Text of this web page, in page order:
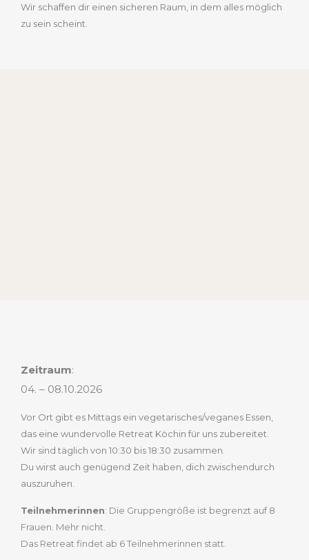
Wir schaffen dir einen sicheren Raum, in dem alles möglich
zu sein scheint.
Zeitraum:
04. – 08.10.2026
Vor Ort gibt es Mittags ein vegetarisches/veganes Essen,
das eine wundervolle Retreat Köchin für uns zubereitet.
Wir sind täglich von 10:30 bis 18:30 zusammen.
Du wirst auch genügend Zeit haben, dich zwischendurch
auszuruhen.
Teilnehmerinnen: Die Gruppengröße ist begrenzt auf 8
Frauen. Mehr nicht.
Das Retreat findet ab 6 Teilnehmerinnen statt.